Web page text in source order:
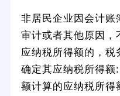
非居民企业因会计账
审计或者其他原因，
应纳税所得额的，
确定其应纳税所得
额计算的应纳税所得